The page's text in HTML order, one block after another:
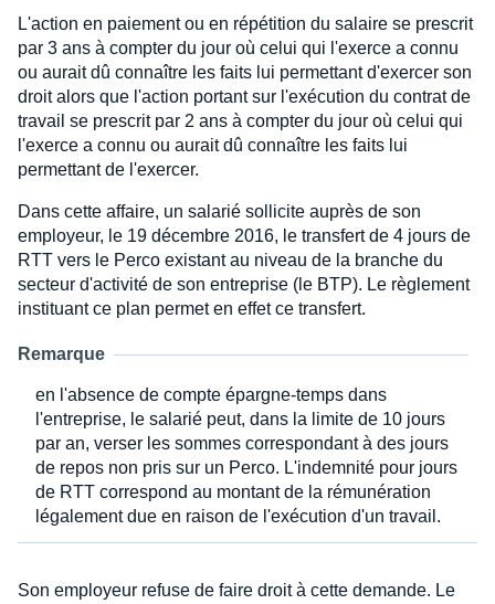
L'action en paiement ou en répétition du salaire se prescrit
par 3 ans à compter du jour où celui qui l'exerce a connu
ou aurait dû connaître les faits lui permettant d'exercer son
droit alors que l'action portant sur l'exécution du contrat de
travail se prescrit par 2 ans à compter du jour où celui qui
l'exerce a connu ou aurait dû connaître les faits lui
permettant de l'exercer.
Dans cette affaire, un salarié sollicite auprès de son
employeur, le 19 décembre 2016, le transfert de 4 jours de
RTT vers le Perco existant au niveau de la branche du
secteur d'activité de son entreprise (le BTP). Le règlement
instituant ce plan permet en effet ce transfert.
Remarque
en l'absence de compte épargne-temps dans
l'entreprise, le salarié peut, dans la limite de 10 jours
par an, verser les sommes correspondant à des jours
de repos non pris sur un Perco. L'indemnité pour jours
de RTT correspond au montant de la rémunération
légalement due en raison de l'exécution d'un travail.
Son employeur refuse de faire droit à cette demande. Le